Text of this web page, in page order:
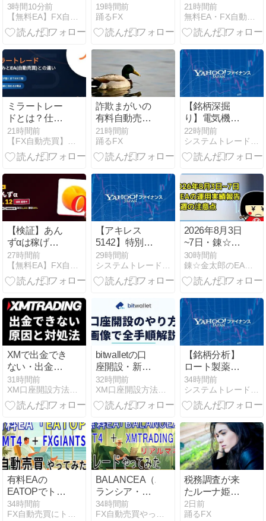
_USDJPY_M5
レビュー
PF2.05の堅実
3時間10分前
「スキャルが
おすすめ」と
言い出して、
ちがひっくり
返ったんじゃ
｜クソザコFX
19時間前
踊るFX
日（金）のFX
自動売買稼働
実績報告
21時間前
ミラートレー
ドとは？仕組
みとEA(自動
売買)との違
い・リスクを
21時間前
詐欺まがいの
有料自動売買
ツールに興味
があるんじゃ
ー｜クソザコ
21時間前
踊るFX
【銘柄深掘
り】電気機器
の潮流に乗る
か？PHCホー
ルディングス
り込むべき成
長エンジン
22時間前
【検証】あん
ずαは稼げ
る？勝率98%
でもPF1.12の
落とし穴を実
27時間前
【アキレス
5142】特別利
益による急騰
の構造分析！
短期投資家が
３つの視点
29時間前
2026年8月3日
~7日・錬☆金
太郎の無料配
布EA実績報
告・FX自動売
30時間前
錬☆金太郎のEA検証ブログ
XMで出金でき
ない・出金拒
否される原因
と対処法
【2026年最
ない時の確認
手順
31時間前
XM口座開設方法・キャッシュバック・ボーナスキャンペーン
bitwalletの口
座開設・新規
登録のやり方
【2026年最
新】
32時間前
XM口座開設方法・キャッシュバック・ボーナスキャンペーン
【銘柄分析】
ロート製薬
（4527）：好
業績と円安恩
恵が市場を動
底解説】
34時間前
有料EAの
EATOPでトレ
ードやってみ
た：第282日
34時間前
FX自動売買にトライ | 自動売買EAを使って資産構築
BALANCEA（バ
ランシア・リ
アルマネー）
投資：57日目
34時間前
FX自動売買やってみた | FX自動売買にトライしています
税務調査が来
たルーナ姫の
話｜社会のし
くみ｜姫森ル
2日前
踊るFX